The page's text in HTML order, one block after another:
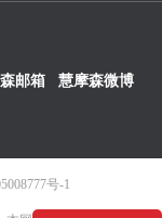
邮箱 慧摩森微博
号-1